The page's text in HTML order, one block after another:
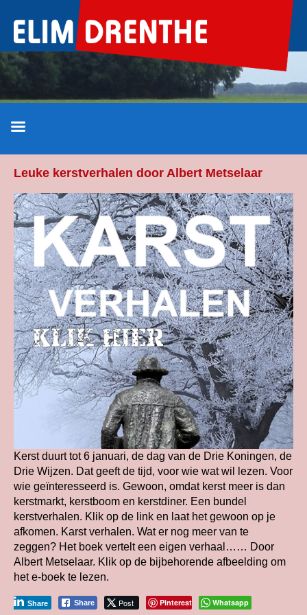
naar
inhoud
Leuke kerstverhalen door Albert Metselaar
Kerst duurt tot 6 januari, de dag van de Drie Koningen, de
Drie Wijzen. Dat geeft de tijd, voor wie wat wil lezen. Voor
wie geïnteresseerd is. Gewoon, omdat kerst meer is dan
kerstmarkt, kerstboom en kerstdiner. Een bundel
kerstverhalen. Klik op de link en laat het gewoon op je
afkomen. Karst verhalen. Wat er nog meer van te
zeggen? Het boek vertelt een eigen verhaal…… Door
Albert Metselaar. Klik op de bijbehorende afbeelding om
het e-boek te lezen.
Share Post
Share Pinterest Whatsapp